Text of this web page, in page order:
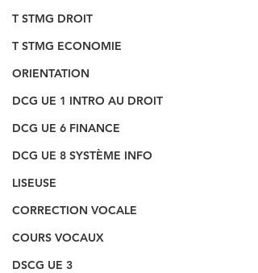
T STMG DROIT
T STMG ECONOMIE
ORIENTATION
DCG UE 1 INTRO AU DROIT
DCG UE 6 FINANCE
DCG UE 8 SYSTÈME INFO
LISEUSE
CORRECTION VOCALE
COURS VOCAUX
DSCG UE 3